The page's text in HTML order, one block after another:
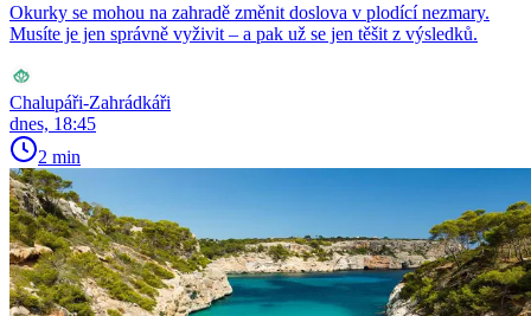
Okurky se mohou na zahradě změnit doslova v plodící nezmary.
Musíte je jen správně vyživit – a pak už se jen těšit z výsledků.
Chalupáři-Zahrádkáři
dnes, 18:45
2 min